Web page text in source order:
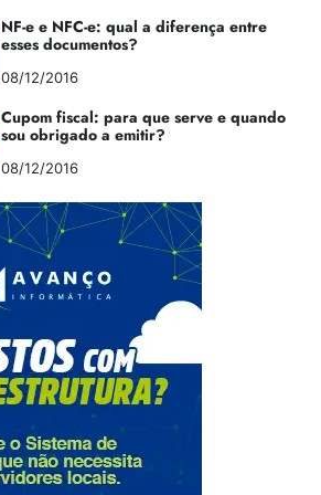
NF-e e NFC-e: qual a diferença entre
esses documentos?
08/12/2016
Cupom fiscal: para que serve e quando
sou obrigado a emitir?
08/12/2016